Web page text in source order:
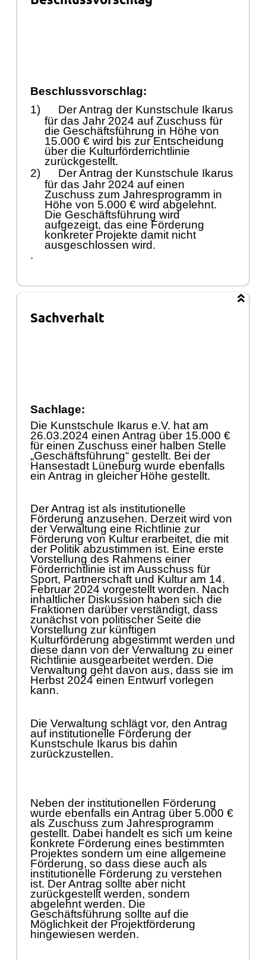
Beschlussvorschlag:
1)
DerAntrag der Kunstschule Ikarus
für das Jahr 2024 aufZuschuss für
die Geschäftsführung in Höhe von
15.000 € wird bis zur Entscheidung
über die Kulturförderrichtlinie
zurückgestellt.
2)
Der Antrag der Kunstschule Ikarus
für das Jahr 2024 auf einen
Zuschuss zum Jahresprogramm in
Höhe von 5.000 € wirdabgelehnt.
Die Geschäftsführung wird
aufgezeigt, das eine Förderung
konkreter Projekte damit nicht
ausgeschlossen wird.
.
Sachverhalt
Sachlage:
Die Kunstschule Ikarus e.V. hat am
26.03.2024 einen Antrag über 15.000 €
für einen Zuschuss einer halben Stelle
„Geschäftsführung“ gestellt. Bei der
Hansestadt Lüneburg wurde ebenfalls
ein Antrag in gleicher Höhe gestellt.
Der Antrag ist als institutionelle
Förderung anzusehen. Derzeit wird von
der Verwaltung eine Richtlinie zur
Förderung von Kultur erarbeitet, die mit
der Politik abzustimmen ist. Eine erste
Vorstellungdes Rahmens einer
Förderrichtlinie ist im Ausschuss für
Sport, Partnerschaft und Kultur am 14.
Februar 2024 vorgestellt worden. Nach
inhaltlicher Diskussion haben sich die
Fraktionen darüber verständigt, dass
zunächst von politischer Seite die
Vorstellungzur künftigen
Kulturförderung abgestimmt werden und
diese dann von der Verwaltung zu einer
Richtlinie ausgearbeitet werden. Die
Verwaltung geht davon aus, dass sie im
Herbst 2024 einen Entwurf vorlegen
kann.
Die Verwaltung schlägt vor, den Antrag
auf institutionelle Förderung der
Kunstschule Ikarus bis dahin
zurückzustellen.
Neben der institutionellen Förderung
wurde ebenfalls ein Antrag über 5.000€
als Zuschuss zum Jahresprogramm
gestellt. Dabei handelt es sich um keine
konkrete Förderung eines bestimmten
Projektes sondern um eine allgemeine
Förderung, so dass diese auch als
institutionelle Förderung zu verstehen
ist. Der Antrag sollte aber nicht
zurückgestellt werden, sondern
abgelehnt werden. Die
Geschäftsführung sollte auf die
Möglichkeit der Projektförderung
hingewiesen werden.